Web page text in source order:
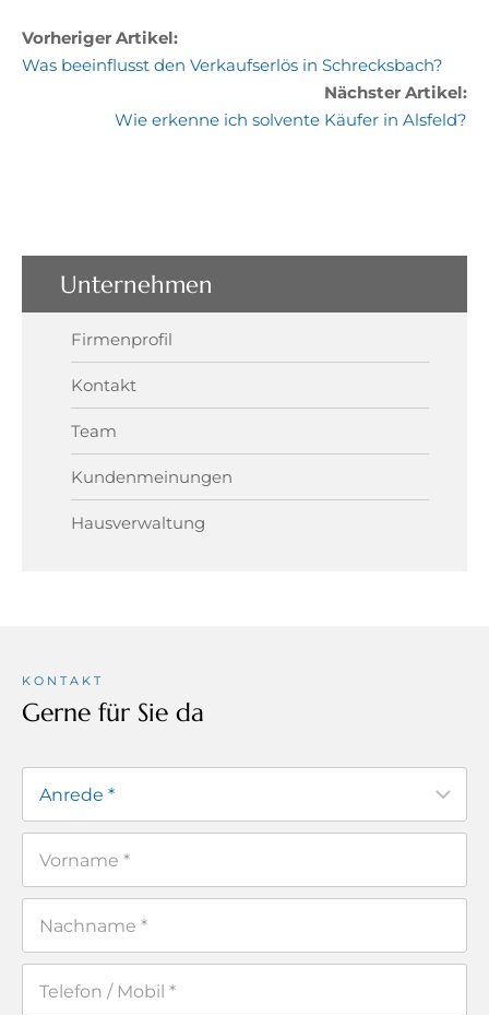
Vorheriger Artikel:
Was beeinflusst den Verkaufserlös in Schrecksbach?
Nächster Artikel:
Wie erkenne ich solvente Käufer in Alsfeld?
Unternehmen
Firmenprofil
Kontakt
Team
Kundenmeinungen
Hausverwaltung
KONTAKT
Gerne für Sie da